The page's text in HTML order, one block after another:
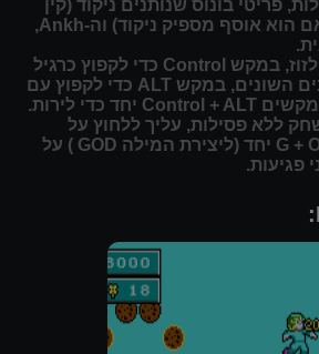
פריטי בונוס שנותנים ניקוד (קין
מקבל חיים נוספים אם הוא אוסף מספיק ניקוד) וה-Ankh,
השתמש בחצים כדי לזוז, במקש Control כדי לקפוץ כרגיל
או כדי להיכנס לשלבים השונים, במקש ALT כדי לקפוץ עם
Pogo, בשילוב של המקשים Control + ALT יחד כדי לירות.
ללא פסילות, עליך ללחוץ על
צירוף המקשים G + O + D יחד (ליצירת המילה GOD ) על
פגיעות.